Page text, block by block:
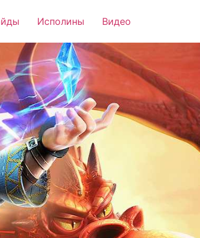
Исполины Видео